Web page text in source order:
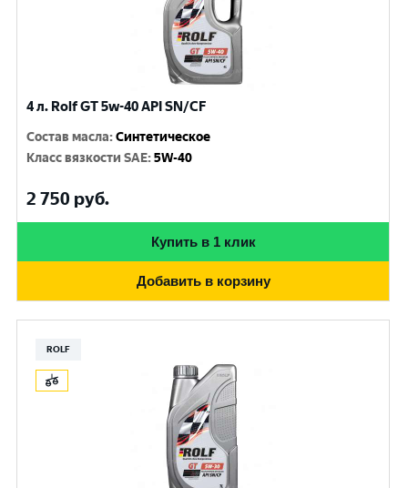
4 л. Rolf GT 5w-40 API SN/CF
Состав масла:Синтетическое
Класс вязкости SAE:5W-40
2 750 руб.
Купить в 1 клик
Добавить в корзину
ROLF